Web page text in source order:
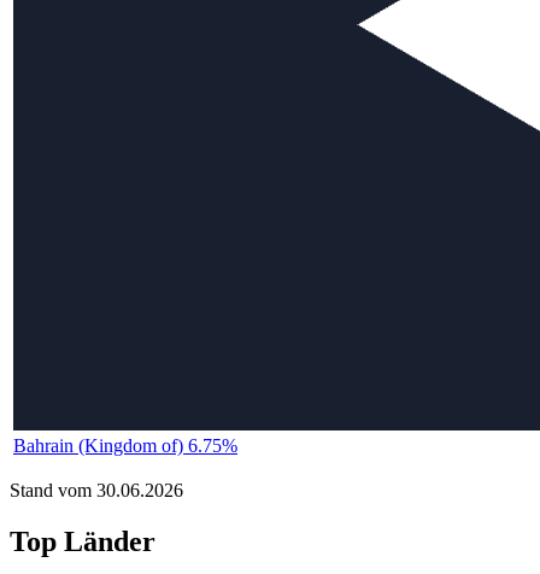
Bahrain (Kingdom of) 6.75%
Stand vom 30.06.2026
Top Länder